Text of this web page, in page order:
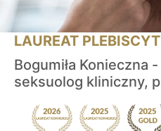
LAUREAT
Bogumiła Konieczna
seksuolog kliniczny,